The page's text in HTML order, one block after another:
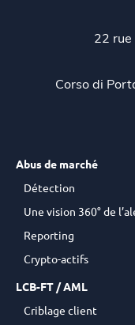
22 rue
Corso di
Abus de marché
Détection
Une vision 360° de
Reporting
Crypto-actifs
LCB-FT / AML
Criblage client